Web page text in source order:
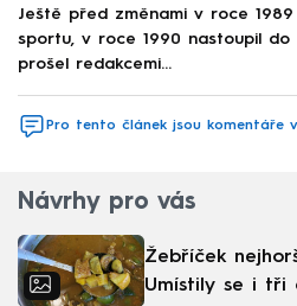
Ještě před změnami v roce
sportu, v roce 1990 nastoupil do
prošel redakcemi...
Pro tento článek jsou komentáře
Návrhy pro vás
Žebříček
Umístily se i tři